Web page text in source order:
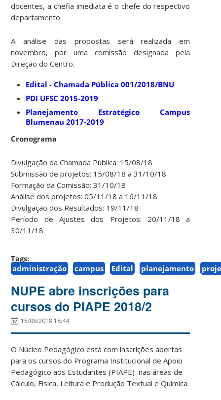
docentes, a chefia imediata é o chefe do respectivo
departamento.
A análise das propostas será realizada em
novembro, por uma comissão designada pela
Direção do Centro.
Edital - Chamada Pública 001/2018/BNU
PDI UFSC 2015-2019
Planejamento Estratégico Campus
Blumenau 2017-2019
Cronograma
Divulgação da Chamada Pública: 15/08/18
Submissão de projetos: 15/08/18 a 31/10/18
Formação da Comissão: 31/10/18
Análise dos projetos: 05/11/18 a 16/11/18
Divulgação dos Resultados: 19/11/18
Período de Ajustes dos Projetos: 20/11/18 a
30/11/18
Tags:
administração
campus Edital planejamento
NUPE abre inscrições para
cursos do PIAPE 2018/2
15/08/2018 18:44
O Núcleo Pedagógico está com inscrições abertas
para os cursos do Programa Institucional de Apoio
Pedagógico aos Estudantes (PIAPE) nas áreas de
Cálculo, Física, Leitura e Produção Textual e Química.